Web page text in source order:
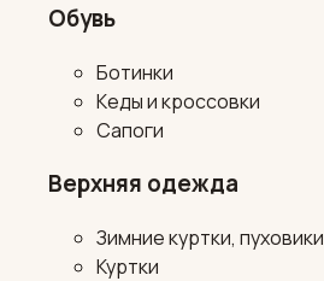
Обувь
Ботинки
Кеды и кроссовки
Сапоги
Верхняя одежда
Зимние куртки, пуховики
Куртки